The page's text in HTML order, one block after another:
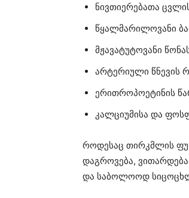
ნივთიერებათა
წყალმარილოვანი
მჟავატუტოვანი
არტერიული წნევის
ერითროპოეტინის
კალციუმისა და
როდესაც თირკმლის
დაგროვება,
და საბოლოოდ